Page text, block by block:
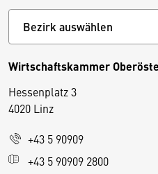
Wirtschaftskammer
Hessenplatz 3
4020 Linz
+43 5 90909
+43 5 90909 2800
D